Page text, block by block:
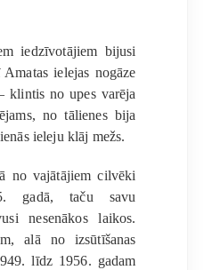
iedzīvotājiem bijusi
ielejas nogāze
klintis no upes varēja
no tālienes bija
ieleju klāj mežs.
no vajātājiem cilvēki
gadā, taču savu
nesenākos laikos.
alā no izsūtīšanas
līdz 1956. gadam